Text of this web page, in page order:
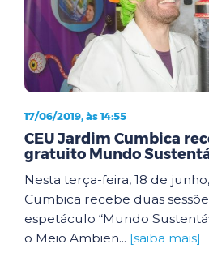
17/06/2019, às 14:55
CEU Jardim Cumbica
gratuito Mundo
Nesta terça-feira, 18 de
Cumbica recebe duas
espetáculo “Mundo
o Meio Ambien... [saiba mais]